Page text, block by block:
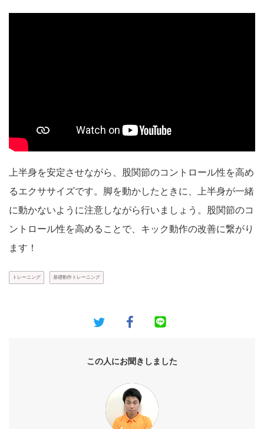
上半身を安定させながら、股関節のコントロール性を高め
るエクササイズです。脚を動かしたときに、上半身が一緒
に動かないように注意しながら行いましょう。股関節のコ
ントロール性を高めることで、キック動作の改善に繋がり
ます！
トレーニング 基礎動作トレーニング
この人にお聞きしました